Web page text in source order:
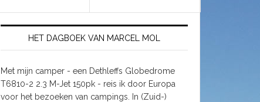
HET DAGBOEK VAN MARCEL MOL
Met mijn camper - een Dethleffs Globedrome
T6810-2 2.3 M-Jet 150pk - reis ik door Europa
voor het bezoeken van campings. In (Zuid-)